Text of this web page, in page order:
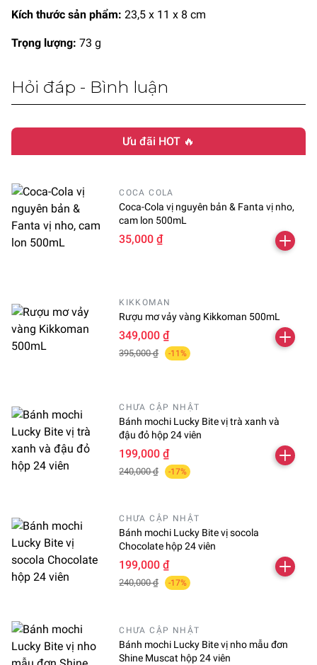
Kích thước sản phẩm: 23,5 x 11 x 8 cm
Trọng lượng: 73 g
Hỏi đáp - Bình luận
Ưu đãi HOT 🔥
COCA COLA
Coca-Cola vị nguyên bản & Fanta vị nho,
cam lon 500mL
35,000 ₫
KIKKOMAN
Rượu mơ vảy vàng Kikkoman 500mL
349,000 ₫
395,000 ₫ -11%
CHƯA CẬP NHẬT
Bánh mochi Lucky Bite vị trà xanh và
đậu đỏ hộp 24 viên
199,000 ₫
240,000 ₫ -17%
CHƯA CẬP NHẬT
Bánh mochi Lucky Bite vị socola
Chocolate hộp 24 viên
199,000 ₫
240,000 ₫ -17%
CHƯA CẬP NHẬT
Bánh mochi Lucky Bite vị nho mẫu đơn
Shine Muscat hộp 24 viên